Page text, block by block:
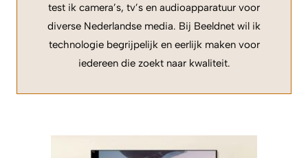
test ik camera’s, tv’s en audioapparatuur voor
diverse Nederlandse media. Bij Beeldnet wil ik
technologie begrijpelijk en eerlijk maken voor
iedereen die zoekt naar kwaliteit.